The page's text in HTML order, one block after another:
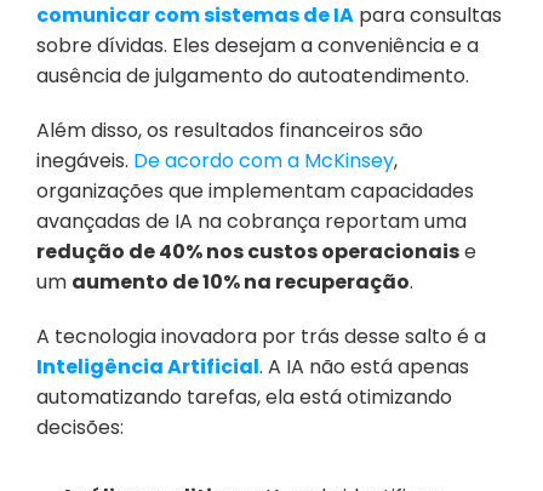
comunicar com sistemas de IA para consultas
sobre dívidas. Eles desejam a conveniência e a
ausência de julgamento do autoatendimento.
Além disso, os resultados financeiros são
inegáveis. De acordo com a McKinsey,
organizações que implementam capacidades
avançadas de IA na cobrança reportam uma
redução de 40% nos custos operacionais e
um aumento de 10% na recuperação.
A tecnologia inovadora por trás desse salto é a
Inteligência Artificial. A IA não está apenas
automatizando tarefas, ela está otimizando
decisões: